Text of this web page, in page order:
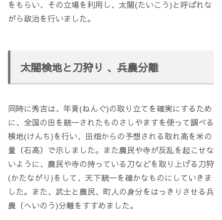
をもらい、その立場を利用し、太閤(たいこう)と呼ばれな
がら政治を行いました。
太閤検地と刀狩り 、兵農分離
同時に秀吉は、年貢(ねんぐ)の取り立てを確実にするため
に、全国の田を統一されたものさしやますを使って調べる
検地(けんち)を行い、田畑からの予想される取れ高を米の
量（石高）で示しました。また農民や寺が反乱を起こせな
いように、農民や寺の持っている刀などを取り上げる刀狩
(かたながり)をして、天下統一を確かなものにしていきま
した。また、武士と農民、町人の身分をはっきりさせる兵
農（へいのう)分離をすすめました。